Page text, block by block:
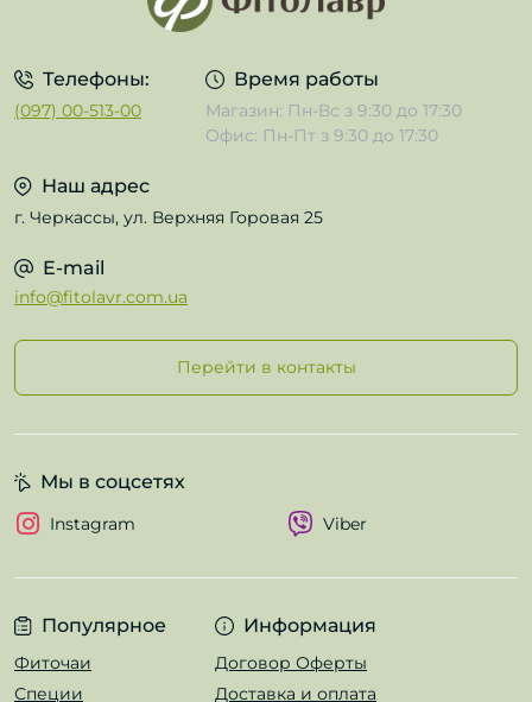
Телефоны:
(097) 00-513-00
Время работы
Магазин: Пн-Вс з 9:30 до 17:30
Офис: Пн-Пт з 9:30 до 17:30
Наш адрес
г. Черкассы, ул. Верхняя Горовая 25
E-mail
info@fitolavr.com.ua
Перейти в контакты
Популярное
Фиточаи
Специи
Информация
Договор Оферты
Доставка и оплата
Мы в соцсетях
Instagram Viber